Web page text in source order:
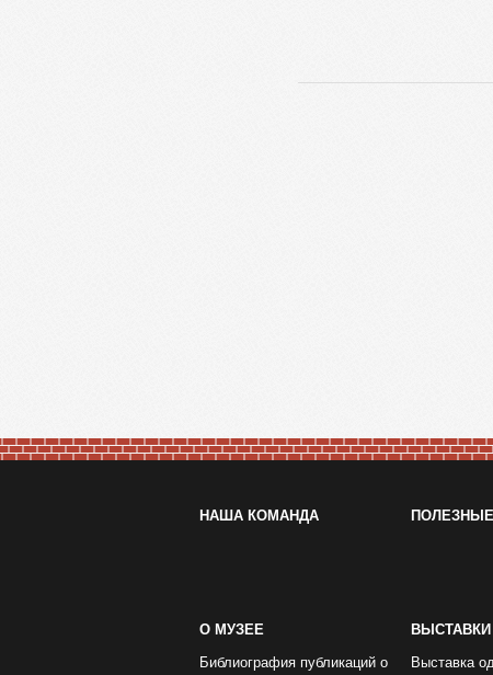
НАША КОМАНДА
О МУЗЕЕ
Библиография публикаций о
ВЫСТАВКИ
Выставка